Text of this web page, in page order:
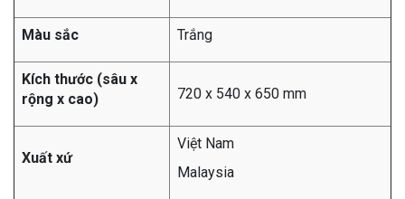
Màu sắc Trắng
Kích thước (sâu x
rộng x cao)
720 x 540 x 650 mm
Xuất xứ
Việt Nam
Malaysia